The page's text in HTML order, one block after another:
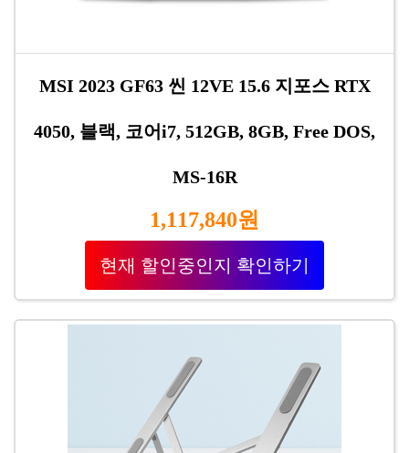
MSI 2023 GF63 씬 12VE 15.6 지포스 RTX
4050, 블랙, 코어i7, 512GB, 8GB, Free DOS,
MS-16R
1,117,840원
현재 할인중인지 확인하기